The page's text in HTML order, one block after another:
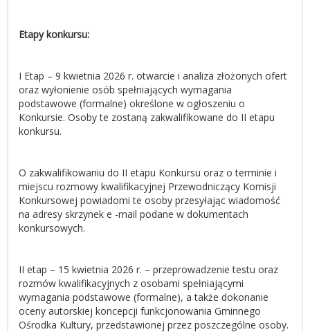
Etapy konkursu:
I Etap – 9 kwietnia 2026 r. otwarcie i analiza złożonych ofert
oraz wyłonienie osób spełniających wymagania
podstawowe (formalne) określone w ogłoszeniu o
Konkursie. Osoby te zostaną zakwalifikowane do II etapu
konkursu.
O zakwalifikowaniu do II etapu Konkursu oraz o terminie i
miejscu rozmowy kwalifikacyjnej Przewodniczący Komisji
Konkursowej powiadomi te osoby przesyłając wiadomość
na adresy skrzynek e -mail podane w dokumentach
konkursowych.
II etap – 15 kwietnia 2026 r. – przeprowadzenie testu oraz
rozmów kwalifikacyjnych z osobami spełniającymi
wymagania podstawowe (formalne), a także dokonanie
oceny autorskiej koncepcji funkcjonowania Gminnego
Ośrodka Kultury, przedstawionej przez poszczególne osoby.